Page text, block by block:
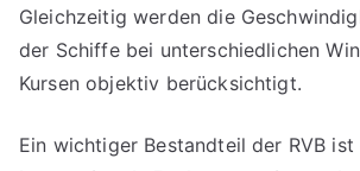
Gleichzeitig werden die
der Schiffe bei unterschiedlichen
Kursen objektiv berücksichtigt.
Ein wichtiger Bestandteil der RVB ist